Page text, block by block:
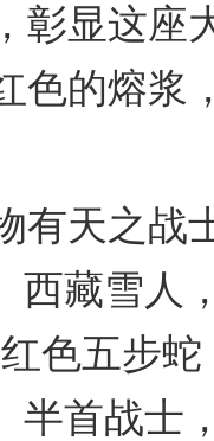
彰显这座
色的熔浆
有天之战
西藏雪人
色五步
半首战士